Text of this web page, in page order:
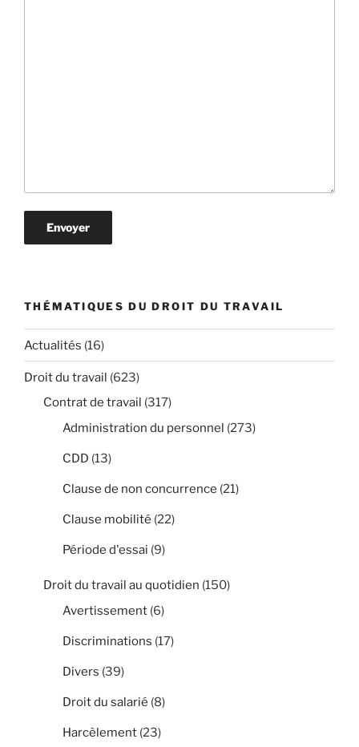
THÉMATIQUES DU DROIT DU TRAVAIL
Actualités (16)
Droit du travail (623)
Contrat de travail (317)
Administration du personnel (273)
CDD (13)
Clause de non concurrence (21)
Clause mobilité (22)
Période d'essai (9)
Droit du travail au quotidien (150)
Avertissement (6)
Discriminations (17)
Divers (39)
Droit du salarié (8)
Harcèlement (23)